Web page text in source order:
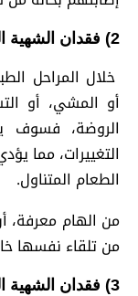
2) فقدان الشهية الفسيولوجي
خلال المراحل
أو المشي، أو
الروضة، فسوف
التغييرات، مما
الطعام المتناول.
من الهام معرفة،
من تلقاء نفسها
3) فقدان الشهية المرضي